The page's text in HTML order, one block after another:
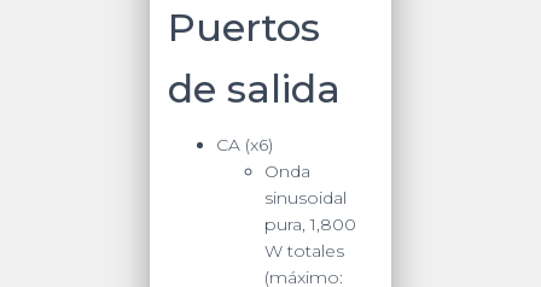
Puertos
de salida
CA (x6)
Onda
sinusoidal
pura, 1,800
W totales
(máximo: